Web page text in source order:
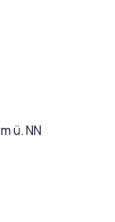
m ü. NN